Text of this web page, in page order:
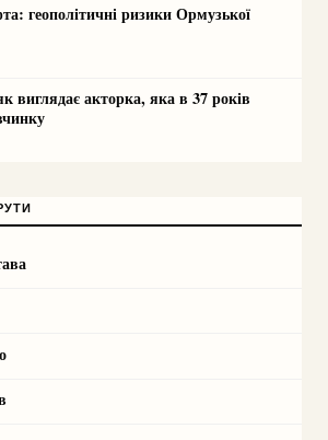
геополітичні ризики Ормузької
виглядає акторка, яка в 37 років